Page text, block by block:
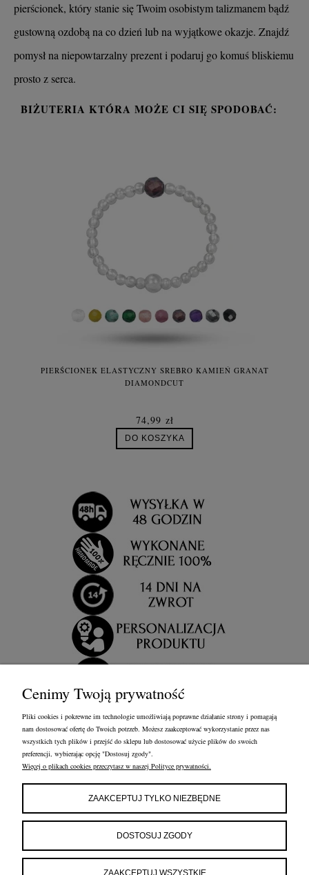
pierścionek, który stanie się Twoim osobistym talizmanem bądź
gustowną ozdobą na co dzień lub na wyjątkowe okazje. Znajdź
pomysł na niepowtarzalny prezent i podaruj go komuś bliskiemu
prosto z serca.
BIŻUTERIA KTÓRA MOŻE CI SIĘ SPODOBAĆ:
PIERŚCIONEK ELASTYCZNY SREBRO KAMIEŃ GRANAT
DIAMONDCUT
74,99 zł
DO KOSZYKA
FRANCOW JEWELRY
ul. Kossaka 4/8, 49-200 Grodków
tel:660596974
e-mail:
Cenimy Twoją prywatność
Pliki cookies i pokrewne im technologie umożliwiają poprawne działanie strony i pomagają
nam dostosować ofertę do Twoich potrzeb. Możesz zaakceptować wykorzystanie przez nas
wszystkich tych plików i przejść do sklepu lub dostosować użycie plików do swoich
preferencji, wybierając opcję "Dostosuj zgody".
Więcej o plikach cookies przeczytasz w naszej Polityce prywatności.
ZAAKCEPTUJ TYLKO NIEZBĘDNE
DOSTOSUJ ZGODY
ZAAKCEPTUJ WSZYSTKIE